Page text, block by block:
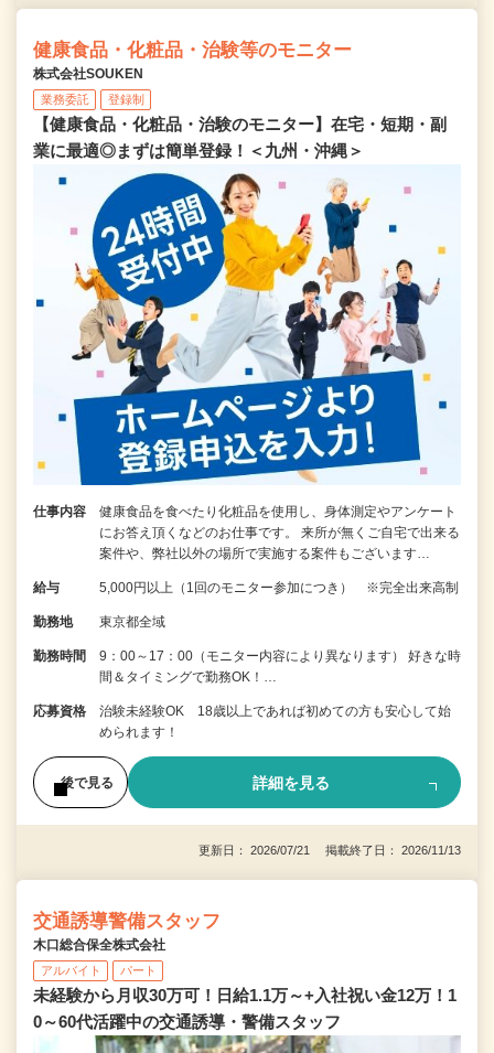
健康食品・化粧品・治験等のモニター
株式会社SOUKEN
業務委託 登録制
【健康食品・化粧品・治験のモニター】在宅・短期・副
業に最適◎まずは簡単登録！＜九州・沖縄＞
仕事内容
健康食品を食べたり化粧品を使用し、身体測定やアンケート
にお答え頂くなどのお仕事です。 来所が無くご自宅で出来る
案件や、弊社以外の場所で実施する案件もございます…
給与 5,000円以上（1回のモニター参加につき） ※完全出来高制
勤務地 東京都全域
勤務時間
9：00～17：00（モニター内容により異なります） 好きな時
間＆タイミングで勤務OK！…
応募資格
治験未経験OK 18歳以上であれば初めての方も安心して始
められます！
後で見る 詳細を見る
更新日： 2026/07/21 掲載終了日： 2026/11/13
交通誘導警備スタッフ
木口総合保全株式会社
アルバイト パート
未経験から月収30万可！日給1.1万～+入社祝い金12万！1
0～60代活躍中の交通誘導・警備スタッフ